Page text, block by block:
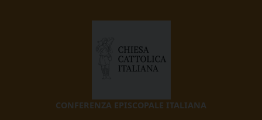
CONFERENZA EPISCOPALE ITALIANA